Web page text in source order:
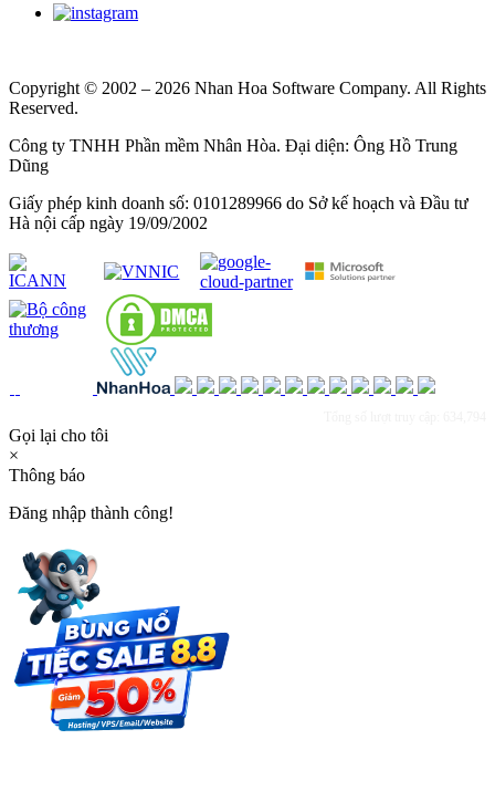
Copyright © 2002 – 2026 Nhan Hoa Software Company. All Rights
Reserved.
Công ty TNHH Phần mềm Nhân Hòa. Đại diện: Ông Hồ Trung
Dũng
Giấy phép kinh doanh số: 0101289966 do Sở kế hoạch và Đầu tư
Hà nội cấp ngày 19/09/2002
Gọi lại cho tôi
×
Thông báo
Đăng nhập thành công!